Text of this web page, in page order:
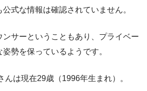
式な情報は確認されていません。
サーということもあり、プライベー
姿勢を保っているようです。
んは現在29歳（1996年生まれ）。